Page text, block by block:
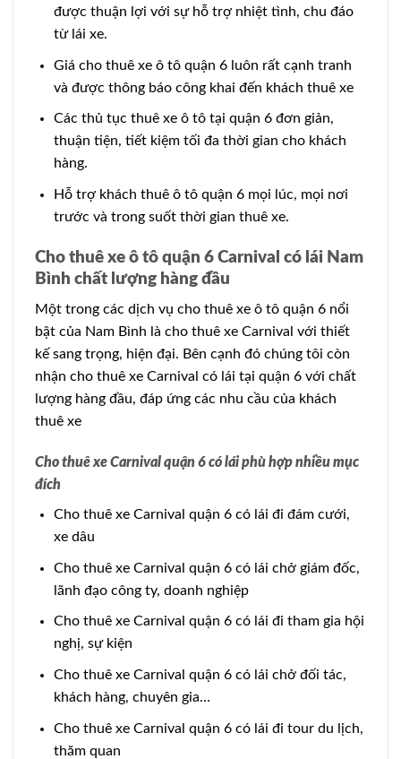
được thuận lợi với sự hỗ trợ nhiệt tình, chu đáo
từ lái xe.
Giá cho thuê xe ô tô quận 6 luôn rất cạnh tranh
và được thông báo công khai đến khách thuê xe
Các thủ tục thuê xe ô tô tại quận 6 đơn giản,
thuận tiện, tiết kiệm tối đa thời gian cho khách
hàng.
Hỗ trợ khách thuê ô tô quận 6 mọi lúc, mọi nơi
trước và trong suốt thời gian thuê xe.
Cho thuê xe ô tô quận 6 Carnival có lái Nam
Bình chất lượng hàng đầu
Một trong các dịch vụ cho thuê xe ô tô quận 6 nổi
bật của Nam Bình là cho thuê xe Carnival với thiết
kế sang trọng, hiện đại. Bên cạnh đó chúng tôi còn
nhận cho thuê xe Carnival có lái tại quận 6 với chất
lượng hàng đầu, đáp ứng các nhu cầu của khách
thuê xe
Cho thuê xe Carnival quận 6 có lái phù hợp nhiều mục
đích
Cho thuê xe Carnival quận 6 có lái đi đám cưới,
xe dâu
Cho thuê xe Carnival quận 6 có lái chở giám đốc,
lãnh đạo công ty, doanh nghiệp
Cho thuê xe Carnival quận 6 có lái đi tham gia hội
nghị, sự kiện
Cho thuê xe Carnival quận 6 có lái chở đối tác,
khách hàng, chuyên gia…
Cho thuê xe Carnival quận 6 có lái đi tour du lịch,
thăm quan